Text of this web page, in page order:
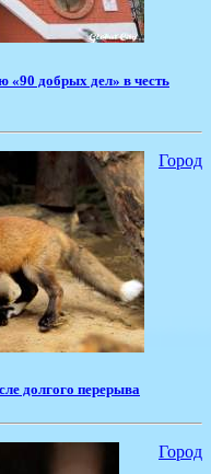
«90 добрых дел» в честь
Город
долгого перерыва
Город